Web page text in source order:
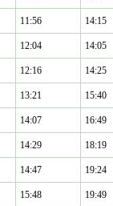
11:56 14:15
12:04 14:05
12:16 14:25
13:21 15:40
14:07 16:49
14:29 18:19
14:47 19:24
15:48 19:49